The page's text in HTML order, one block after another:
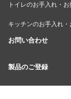
トイレのお手入れ・
キッチンのお手入れ・
お問い合わせ
製品のご登録